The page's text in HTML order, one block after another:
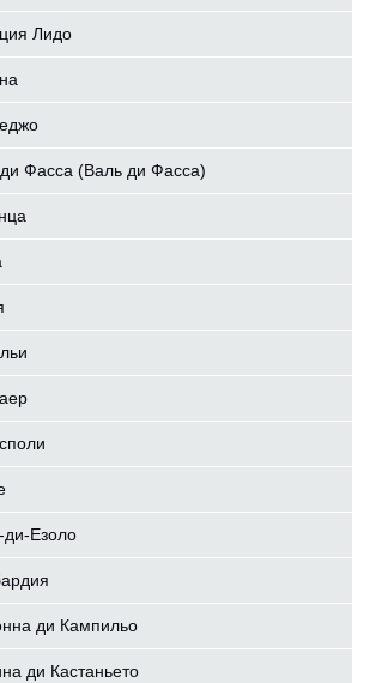
Лидо
Фасса (Валь ди Фасса)
Езоло
ди Кампильо
ди Кастаньето